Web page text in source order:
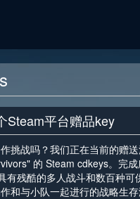
Steam平台赠品key
挑战吗？我们正在当前的赠
的 Steam cdkeys。完
有残酷的多人战斗和数百种
和与小队一起进行的战略生